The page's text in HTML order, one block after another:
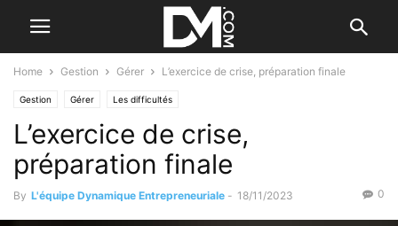
Home Gestion Gérer L’exercice de crise, préparation finale
Gestion Gérer Les difficultés
L’exercice de crise,
préparation finale
By L'équipe Dynamique Entrepreneuriale - 18/11/2023 0